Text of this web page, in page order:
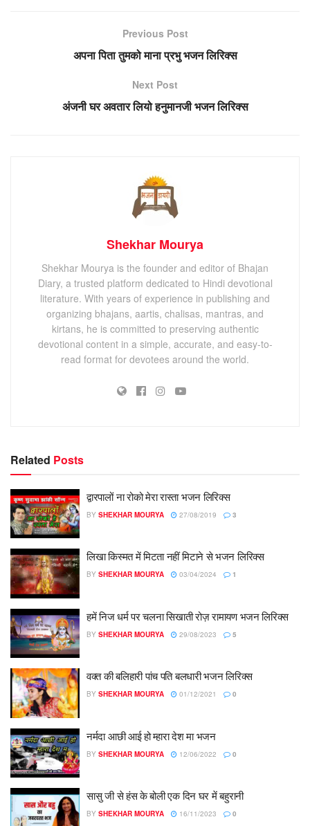
Previous Post
अपना पिता तुमको माना प्रभु भजन लिरिक्स
Next Post
अंजनी घर अवतार लियो हनुमानजी भजन लिरिक्स
Shekhar Mourya
Shekhar Mourya is the founder and editor of Bhajan
Diary, a trusted platform dedicated to Hindi devotional
literature. With years of experience in publishing and
organizing bhajans, aartis, chalisas, mantras, and
kirtans, he is committed to preserving authentic
devotional content in a simple, accurate, and easy-to-
read format for devotees around the world.
Related Posts
द्वारपालों ना रोको मेरा रास्ता भजन लिरिक्स
BY SHEKHAR MOURYA 27/08/2019 3
लिखा किस्मत में मिटता नहीं मिटाने से भजन लिरिक्स
BY SHEKHAR MOURYA 03/04/2024 1
हमें निज धर्म पर चलना सिखाती रोज़ रामायण भजन लिरिक्स
BY SHEKHAR MOURYA 29/08/2023 5
वक्त की बलिहारी पांच पति बलधारी भजन लिरिक्स
BY SHEKHAR MOURYA 01/12/2021 0
नर्मदा आछी आई हो म्हारा देश मा भजन
BY SHEKHAR MOURYA 12/06/2022 0
सासु जी से हंस के बोली एक दिन घर में बहुरानी
BY SHEKHAR MOURYA 16/11/2023 0